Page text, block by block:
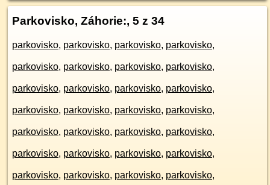
Parkovisko, Záhorie:, 5 z 34
parkovisko, parkovisko, parkovisko, parkovisko,
parkovisko, parkovisko, parkovisko, parkovisko,
parkovisko, parkovisko, parkovisko, parkovisko,
parkovisko, parkovisko, parkovisko, parkovisko,
parkovisko, parkovisko, parkovisko, parkovisko,
parkovisko, parkovisko, parkovisko, parkovisko,
parkovisko, parkovisko, parkovisko, parkovisko,